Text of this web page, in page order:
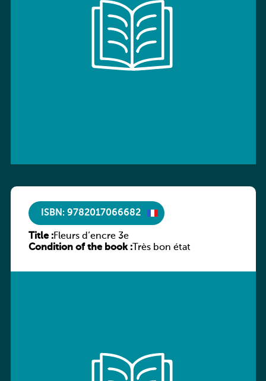
ISBN: 9782017066682
Title :Fleurs d’encre 3e
Condition of the book :Très bon état